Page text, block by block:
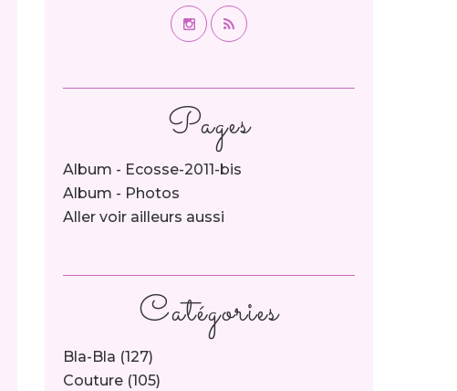
Catégories
Bla-Bla (127)
Couture (105)
Pages
Album - Ecosse-2011-bis
Album - Photos
Aller voir ailleurs aussi